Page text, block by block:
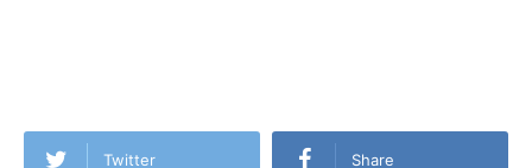
Twitter Share